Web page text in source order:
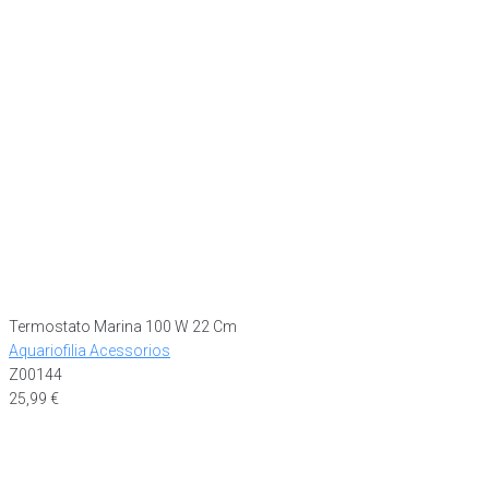
Termostato Marina 100 W 22 Cm
Aquariofilia Acessorios
Z00144
25,99 €